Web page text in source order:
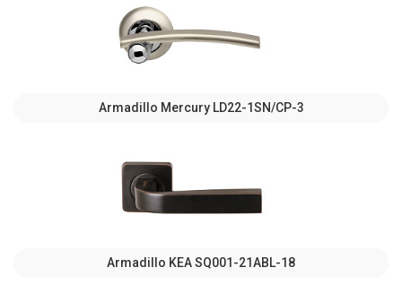
Armadillo Mercury LD22-1SN/CP-3
Armadillo KEA SQ001-21ABL-18